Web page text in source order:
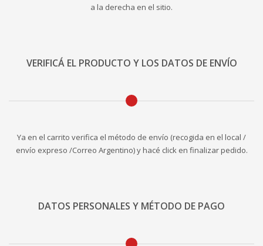
a la derecha en el sitio.
VERIFICÁ EL PRODUCTO Y LOS DATOS DE ENVÍO
Ya en el carrito verifica el método de envío (recogida en el local /
envío expreso /Correo Argentino) y hacé click en finalizar pedido.
DATOS PERSONALES Y MÉTODO DE PAGO